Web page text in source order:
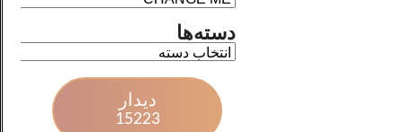
دسته‌ها
دیدار
15223